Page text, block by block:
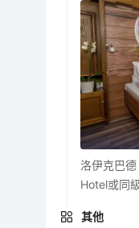
洛伊克巴
Hotel或同
其他